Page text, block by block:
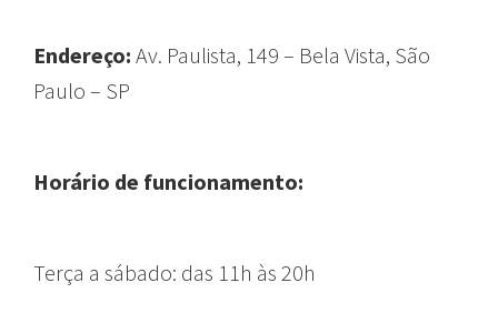
Endereço: Av. Paulista, 149 – Bela Vista, São
Paulo – SP
Horário de funcionamento:
Terça a sábado: das 11h às 20h